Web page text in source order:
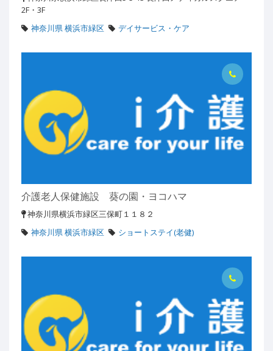
2F・3F
神奈川県 横浜市緑区
デイサービス・ケア
介護老人保健施設 葵の園・ヨコハマ
神奈川県横浜市緑区三保町１１８２
神奈川県 横浜市緑区
ショートステイ(老健)